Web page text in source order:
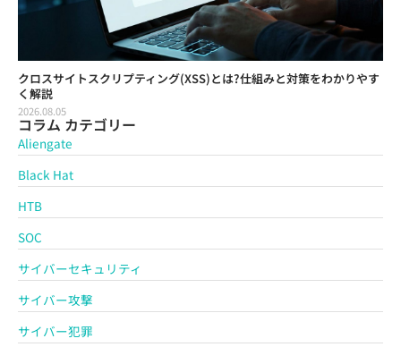
クロスサイトスクリプティング(XSS)とは?仕組みと対策をわかりやす
く解説
2026.08.05
コラム カテゴリー
Aliengate
Black Hat
HTB
SOC
サイバーセキュリティ
サイバー攻撃
サイバー犯罪